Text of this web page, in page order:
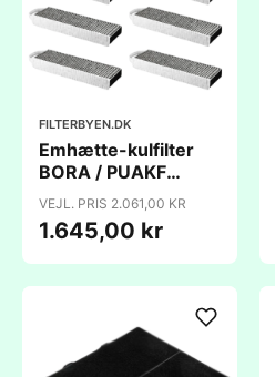
FILTERBYEN.DK
Emhætte-kulfilter
BORA / PUAKF
(430x130x50mm)
9 stk. - kompatibelt
VEJL. PRIS 2.061,00 KR
1.645,00 kr